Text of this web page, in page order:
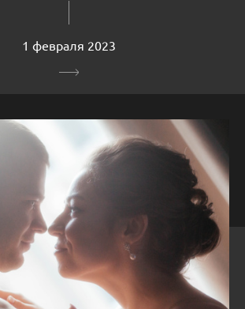
1 февраля 2023